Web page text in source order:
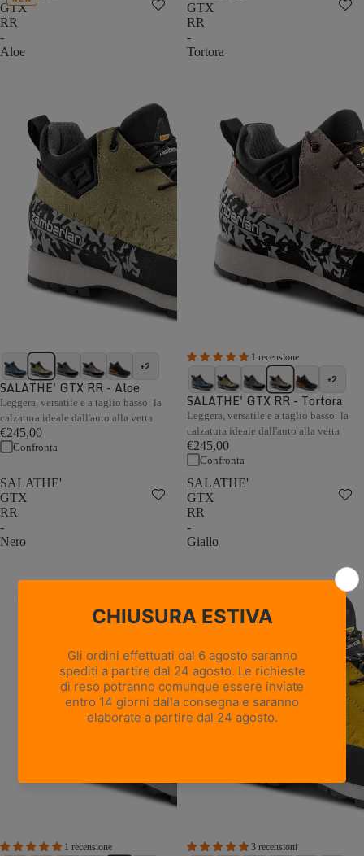
GTX
RR
-
Aloe
+2
SALATHE' GTX RR - Aloe
Leggera, versatile e a taglio basso: la
calzatura ideale dall'auto alla vetta
€245,00
Confronta
GTX
RR
-
Tortora
1 recensione
+2
SALATHE' GTX RR - Tortora
Leggera, versatile e a taglio basso: la
calzatura ideale dall'auto alla vetta
€245,00
Confronta
SALATHE'
GTX
RR
-
Nero
1 recensione
SALATHE'
GTX
RR
-
Giallo
3 recensioni